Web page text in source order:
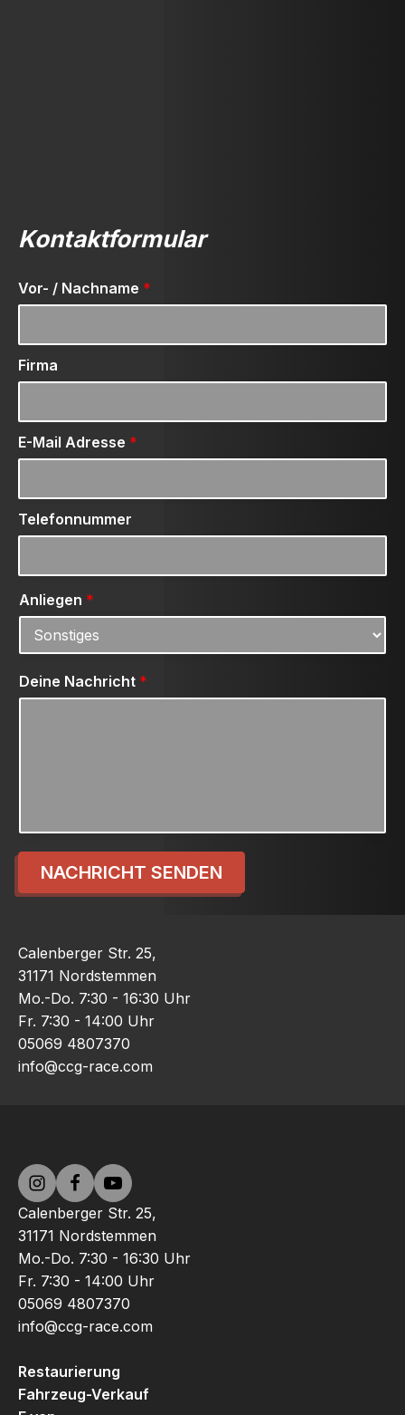
Kontaktformular
Vor- / Nachname *
Firma
E-Mail Adresse *
Telefonnummer
Anliegen *
Deine Nachricht *
NACHRICHT SENDEN
Calenberger Str. 25,
31171 Nordstemmen
Mo.-Do. 7:30 - 16:30 Uhr
Fr. 7:30 - 14:00 Uhr
05069 4807370
info@ccg-race.com
Calenberger Str. 25,
31171 Nordstemmen
Mo.-Do. 7:30 - 16:30 Uhr
Fr. 7:30 - 14:00 Uhr
05069 4807370
info@ccg-race.com
Restaurierung
Fahrzeug-Verkauf